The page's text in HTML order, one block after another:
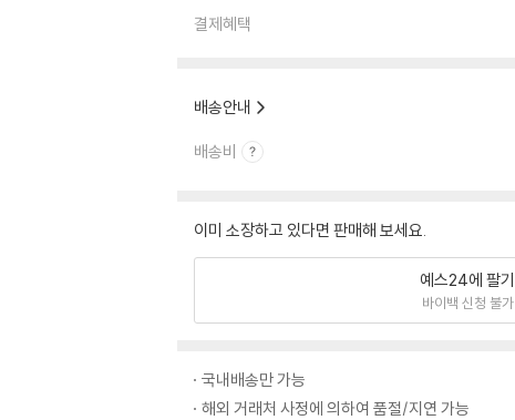
결제혜택
배송안내
배송비
이미 소장하고 있다면 판매해 보세요.
예스24에 팔기
바이백 신청 불가
국내배송만 가능
해외 거래처 사정에 의하여 품절/지연 가능